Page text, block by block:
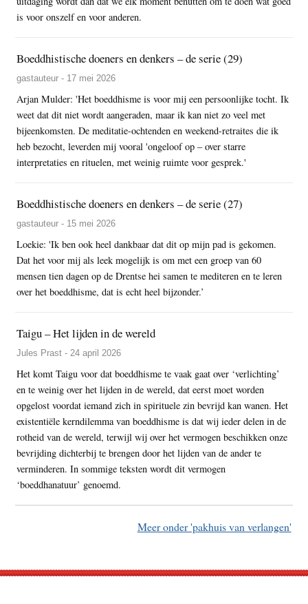
is voor onszelf en voor anderen.
Boeddhistische doeners en denkers – de serie (29)
gastauteur - 17 mei 2026
Arjan Mulder: 'Het boeddhisme is voor mij een persoonlijke tocht. Ik
weet dat dit niet wordt aangeraden, maar ik kan niet zo veel met
bijeenkomsten. De meditatie-ochtenden en weekend-retraites die ik
heb bezocht, leverden mij vooral 'ongeloof op – over starre
interpretaties en rituelen, met weinig ruimte voor gesprek.'
Boeddhistische doeners en denkers – de serie (27)
gastauteur - 15 mei 2026
Loekie: 'Ik ben ook heel dankbaar dat dit op mijn pad is gekomen.
Dat het voor mij als leek mogelijk is om met een groep van 60
mensen tien dagen op de Drentse hei samen te mediteren en te leren
over het boeddhisme, dat is echt heel bijzonder.’
Taigu – Het lijden in de wereld
Jules Prast - 24 april 2026
Het komt Taigu voor dat boeddhisme te vaak gaat over ‘verlichting’
en te weinig over het lijden in de wereld, dat eerst moet worden
opgelost voordat iemand zich in spirituele zin bevrijd kan wanen. Het
existentiële kerndilemma van boeddhisme is dat wij ieder delen in de
rotheid van de wereld, terwijl wij over het vermogen beschikken onze
bevrijding dichterbij te brengen door het lijden van de ander te
verminderen. In sommige teksten wordt dit vermogen
‘boeddhanatuur’ genoemd.
Meer onder 'pakhuis van verlangen'